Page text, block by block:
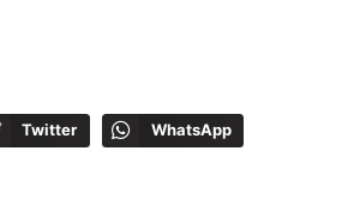
Twitter WhatsApp